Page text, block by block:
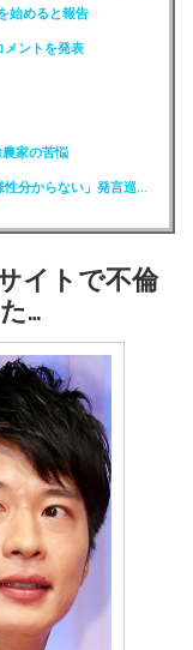
始めると報告
メントを発表
家の苦悩
【芸能】横浜流星（29）「BL作品興味ない」「多様性分からない」発言巡りFCが注意喚起
イトで不倫
…